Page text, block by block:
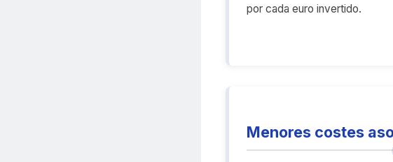
por cada euro invertido.
Menores costes